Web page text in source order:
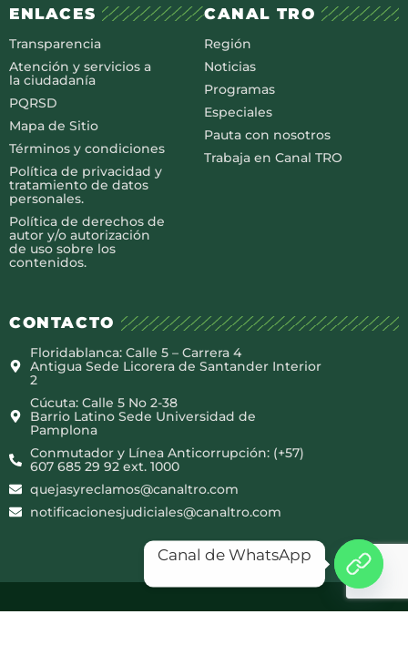
ENLACES
Transparencia
Atención y servicios a
la ciudadanía
PQRSD
Mapa de Sitio
Términos y condiciones
Política de privacidad y
tratamiento de datos
personales.
Política de derechos de
autor y/o autorización
de uso sobre los
contenidos.
CANAL TRO
Región
Noticias
Programas
Especiales
Pauta con nosotros
Trabaja en Canal TRO
CONTACTO
Floridablanca: Calle 5 – Carrera 4
Antigua Sede Licorera de Santander Interior
2
Cúcuta: Calle 5 No 2-38
Barrio Latino Sede Universidad de
Pamplona
Conmutador y Línea Anticorrupción: (+57)
607 685 29 92 ext. 1000
quejasyreclamos@canaltro.com
notificacionesjudiciales@canaltro.com
Canal de WhatsApp